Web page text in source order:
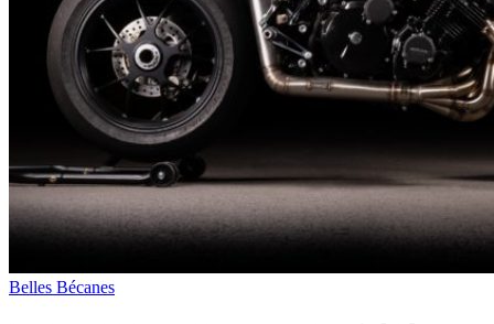
Belles Bécanes